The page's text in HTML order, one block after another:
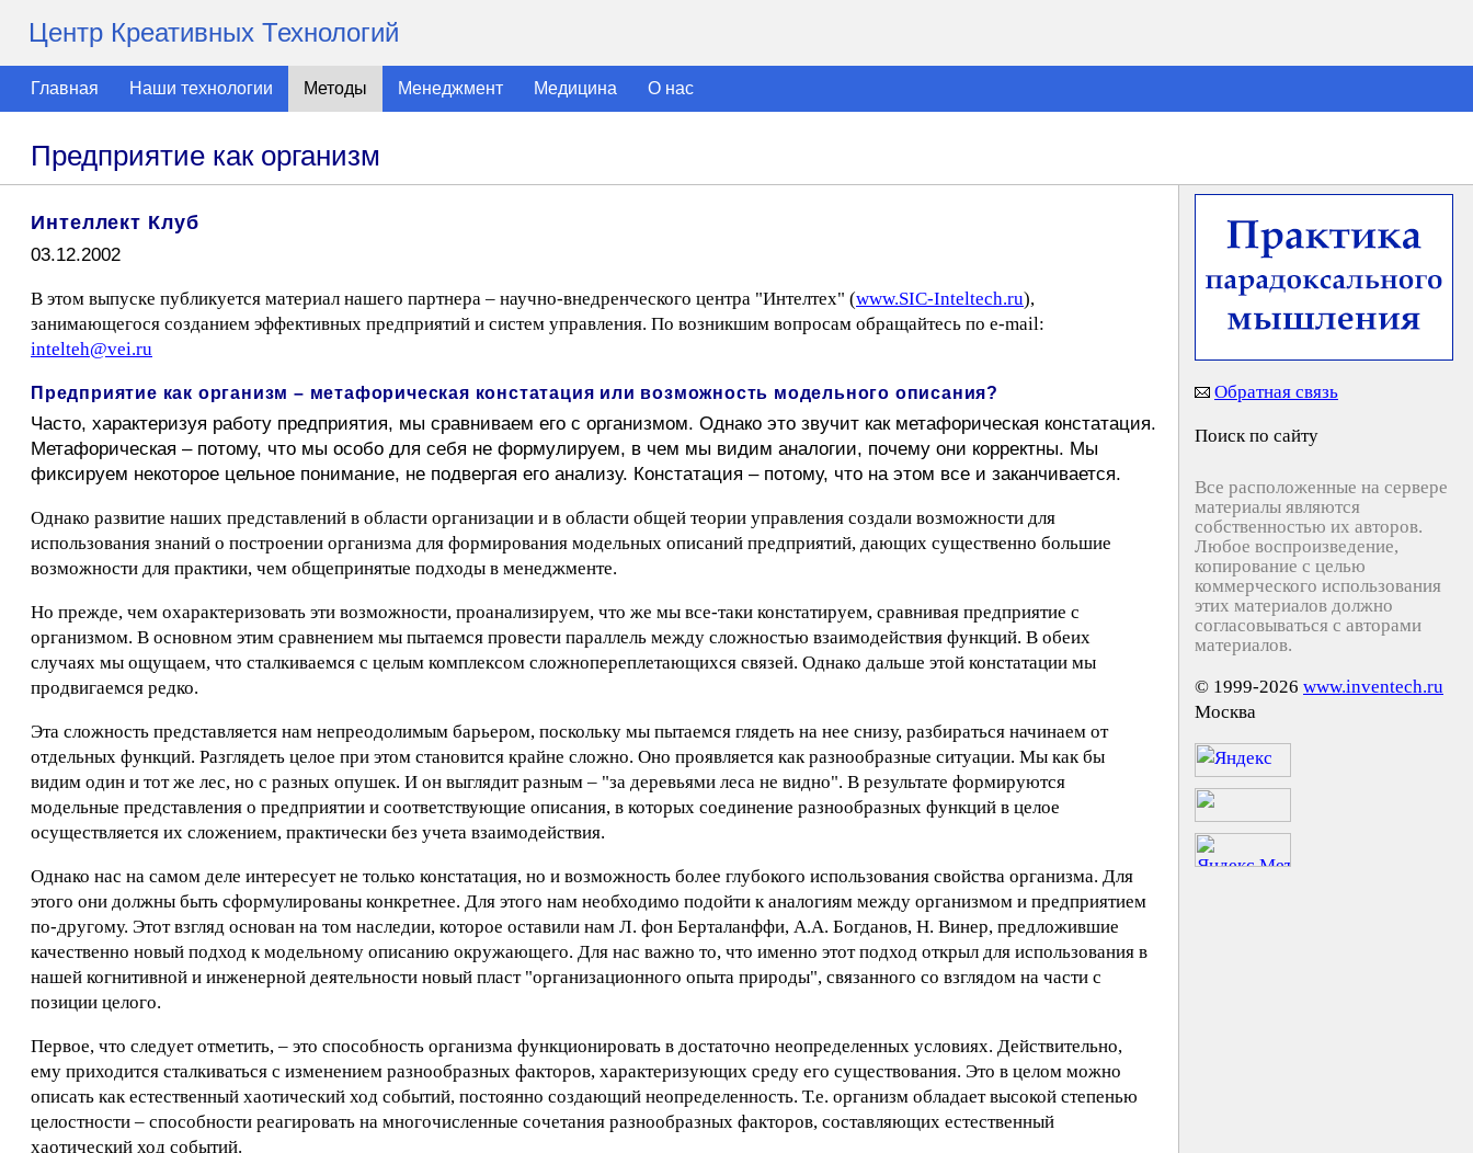
Центр Креативных Технологий
Главная Наши технологии Методы Менеджмент Медицина О нас
Предприятие как организм
Интеллект Клуб
03.12.2002
В этом выпуске публикуется материал нашего партнера – научно-внедренческого центра "Интелтех" (www.SIC-Inteltech.ru),
занимающегося созданием эффективных предприятий и систем управления. По возникшим вопросам обращайтесь по e-mail:
intelteh@vei.ru
Предприятие как организм – метафорическая констатация или возможность модельного описания?
Часто, характеризуя работу предприятия, мы сравниваем его с организмом. Однако это звучит как метафорическая констатация.
Метафорическая – потому, что мы особо для себя не формулируем, в чем мы видим аналогии, почему они корректны. Мы
фиксируем некоторое цельное понимание, не подвергая его анализу. Констатация – потому, что на этом все и заканчивается.
Однако развитие наших представлений в области организации и в области общей теории управления создали возможности для
использования знаний о построении организма для формирования модельных описаний предприятий, дающих существенно большие
возможности для практики, чем общепринятые подходы в менеджменте.
Но прежде, чем охарактеризовать эти возможности, проанализируем, что же мы все-таки констатируем, сравнивая предприятие с
организмом. В основном этим сравнением мы пытаемся провести параллель между сложностью взаимодействия функций. В обеих
случаях мы ощущаем, что сталкиваемся с целым комплексом сложнопереплетающихся связей. Однако дальше этой констатации мы
продвигаемся редко.
Эта сложность представляется нам непреодолимым барьером, поскольку мы пытаемся глядеть на нее снизу, разбираться начинаем от
отдельных функций. Разглядеть целое при этом становится крайне сложно. Оно проявляется как разнообразные ситуации. Мы как бы
видим один и тот же лес, но с разных опушек. И он выглядит разным – "за деревьями леса не видно". В результате формируются
модельные представления о предприятии и соответствующие описания, в которых соединение разнообразных функций в целое
осуществляется их сложением, практически без учета взаимодействия.
Однако нас на самом деле интересует не только констатация, но и возможность более глубокого использования свойства организма. Для
этого они должны быть сформулированы конкретнее. Для этого нам необходимо подойти к аналогиям между организмом и предприятием
по-другому. Этот взгляд основан на том наследии, которое оставили нам Л. фон Берталанффи, А.А. Богданов, Н. Винер, предложившие
качественно новый подход к модельному описанию окружающего. Для нас важно то, что именно этот подход открыл для использования в
нашей когнитивной и инженерной деятельности новый пласт "организационного опыта природы", связанного со взглядом на части с
позиции целого.
Первое, что следует отметить, – это способность организма функционировать в достаточно неопределенных условиях. Действительно,
ему приходится сталкиваться с изменением разнообразных факторов, характеризующих среду его существования. Это в целом можно
описать как естественный хаотический ход событий, постоянно создающий неопределенность. Т.е. организм обладает высокой степенью
целостности – способности реагировать на многочисленные сочетания разнообразных факторов, составляющих естественный
хаотический ход событий.
Обратная связь
Поиск по сайту
Все расположенные на сервере
материалы являются
собственностью их авторов.
Любое воспроизведение,
копирование с целью
коммерческого использования
этих материалов должно
согласовываться с авторами
материалов.
© 1999-2026 www.inventech.ru
Москва